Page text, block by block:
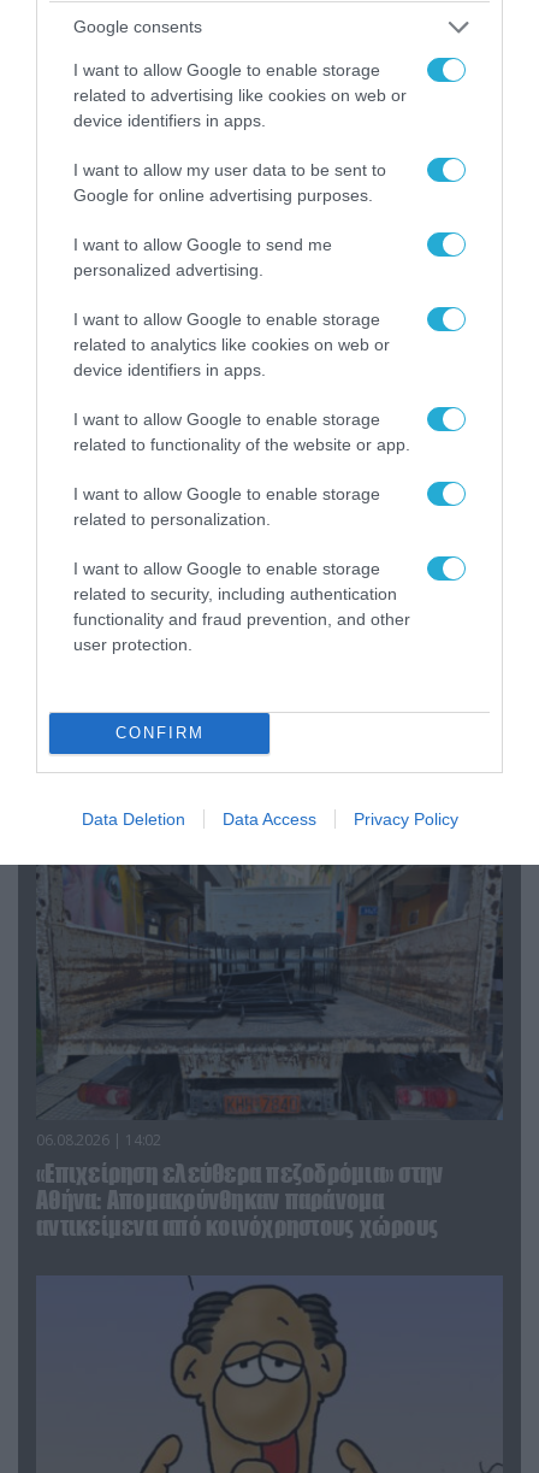
Google consents
I want to allow Google to enable storage
related to advertising like cookies on web or
device identifiers in apps.
I want to allow my user data to be sent to
Google for online advertising purposes.
I want to allow Google to send me
personalized advertising.
I want to allow Google to enable storage
related to analytics like cookies on web or
device identifiers in apps.
I want to allow Google to enable storage
related to functionality of the website or app.
I want to allow Google to enable storage
related to personalization.
I want to allow Google to enable storage
related to security, including authentication
functionality and fraud prevention, and other
user protection.
CONFIRM
Data Deletion Data Access Privacy Policy
«Η απόλυτη τραγωδία»: Η «αιχμηρή» ανάρτηση
του Αρκά για τα τατουάζ (φωτο)
07.08.2026 | 20:02
Ο Γιάννης Αλαφούζος «τέλειωσε» τον
Κωνσταντίνο Ζούλα από τον ΣΚΑΪ – Ο λόγος της
06.08.2026 | 14:02
«Επιχείρηση ελεύθερα πεζοδρόμια» στην
Αθήνα: Απομακρύνθηκαν παράνομα
αντικείμενα από κοινόχρηστους χώρους